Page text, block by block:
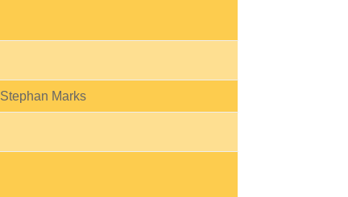
Stephan Marks